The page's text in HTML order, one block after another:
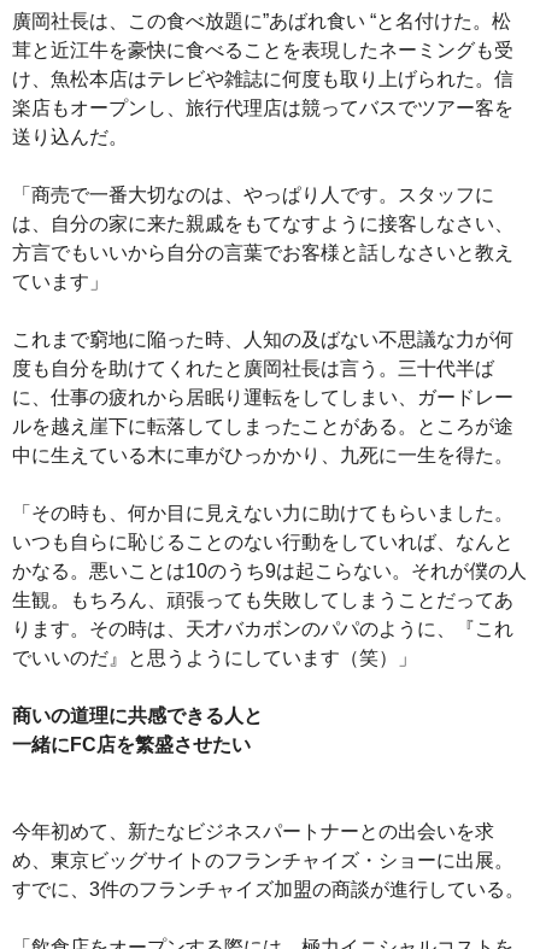
廣岡社長は、この食べ放題に”あばれ食い “と名付けた。松
茸と近江牛を豪快に食べることを表現したネーミングも受
け、魚松本店はテレビや雑誌に何度も取り上げられた。信
楽店もオープンし、旅行代理店は競ってバスでツアー客を
送り込んだ。
「商売で一番大切なのは、やっぱり人です。スタッフに
は、自分の家に来た親戚をもてなすように接客しなさい、
方言でもいいから自分の言葉でお客様と話しなさいと教え
ています」
これまで窮地に陥った時、人知の及ばない不思議な力が何
度も自分を助けてくれたと廣岡社長は言う。三十代半ば
に、仕事の疲れから居眠り運転をしてしまい、ガードレー
ルを越え崖下に転落してしまったことがある。ところが途
中に生えている木に車がひっかかり、九死に一生を得た。
「その時も、何か目に見えない力に助けてもらいました。
いつも自らに恥じることのない行動をしていれば、なんと
かなる。悪いことは10のうち9は起こらない。それが僕の人
生観。もちろん、頑張っても失敗してしまうことだってあ
ります。その時は、天才バカボンのパパのように、『これ
でいいのだ』と思うようにしています（笑）」
商いの道理に共感できる人と
一緒にFC店を繁盛させたい
今年初めて、新たなビジネスパートナーとの出会いを求
め、東京ビッグサイトのフランチャイズ・ショーに出展。
すでに、3件のフランチャイズ加盟の商談が進行している。